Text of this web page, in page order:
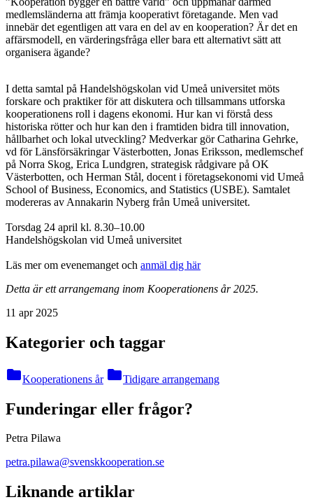
medlemsländerna att främja kooperativt företagande. Men vad
innebär det egentligen att vara en del av en kooperation? Är det en
affärsmodell, en värderingsfråga eller bara ett alternativt sätt att
organisera ägande?
I detta samtal på Handelshögskolan vid Umeå universitet möts
forskare och praktiker för att diskutera och tillsammans utforska
kooperationens roll i dagens ekonomi. Hur kan vi förstå dess
historiska rötter och hur kan den i framtiden bidra till innovation,
hållbarhet och lokal utveckling? Medverkar gör Catharina Gehrke,
vd för Länsförsäkringar Västerbotten, Jonas Eriksson, medlemschef
på Norra Skog, Erica Lundgren, strategisk rådgivare på OK
Västerbotten, och Herman Stål, docent i företagsekonomi vid Umeå
School of Business, Economics, and Statistics (USBE). Samtalet
modereras av Annakarin Nyberg från Umeå universitet.
Torsdag 24 april kl. 8.30–10.00
Handelshögskolan vid Umeå universitet
Läs mer om evenemanget och anmäl dig här
Detta är ett arrangemang inom Kooperationens år 2025.
11 apr 2025
Kategorier och taggar
folderKooperationens år folderTidigare arrangemang
Funderingar eller frågor?
Petra Pilawa
petra.pilawa@svenskkooperation.se
Liknande artiklar